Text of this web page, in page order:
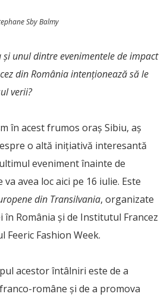
Sby Balmy
unul dintre evenimentele de impact
din România intenționează să le
verii?
în acest frumos oraș Sibiu, aș
o altă inițiativă interesantă
eveniment înainte de
avea loc aici pe 16 iulie. Este
din Transilvania, organizate
în România și de Institutul Francez
Feeric Fashion Week.
acestor întâlniri este de a
române și de a promova